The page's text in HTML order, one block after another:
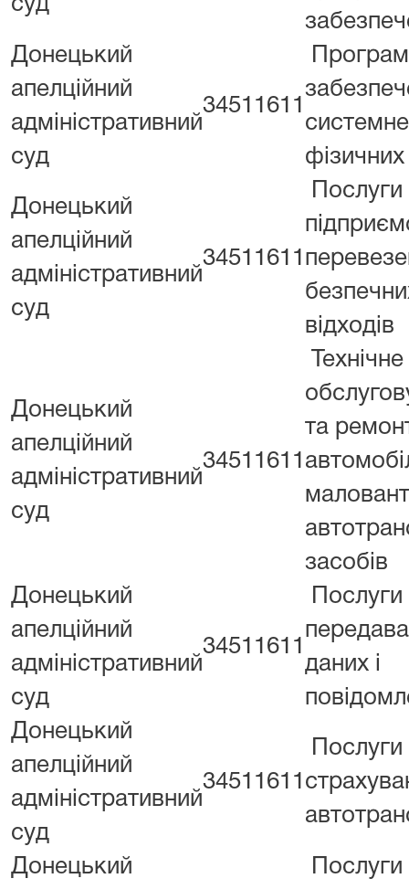
суд
Донецький
апелційний
адміністративний
суд
34511611
фізичних
Донецький
апелційний
адміністративний
суд
34511611
Послуги
відходів
Донецький
апелційний
адміністративний
суд
34511611
Технічне
та
засобів
Донецький
апелційний
адміністративний
суд
34511611
даних і
Донецький
апелційний
адміністративний
суд
34511611
Донецький